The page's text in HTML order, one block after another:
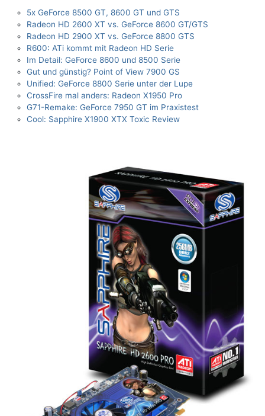
5x GeForce 8500 GT, 8600 GT und GTS
Radeon HD 2600 XT vs. GeForce 8600 GT/GTS
Radeon HD 2900 XT vs. GeForce 8800 GTS
R600: ATi kommt mit Radeon HD Serie
Im Detail: GeForce 8600 und 8500 Serie
Gut und günstig? Point of View 7900 GS
Unified: GeForce 8800 Serie unter der Lupe
CrossFire mal anders: Radeon X1950 Pro
G71-Remake: GeForce 7950 GT im Praxistest
Cool: Sapphire X1900 XTX Toxic Review